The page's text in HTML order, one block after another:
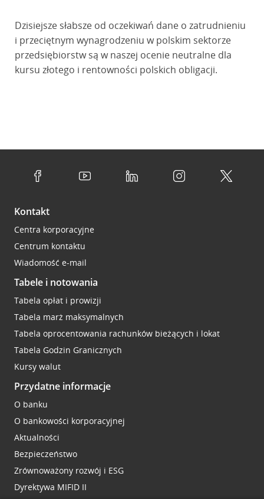
Dzisiejsze słabsze od oczekiwań dane o zatrudnieniu
i przeciętnym wynagrodzeniu w polskim sektorze
przedsiębiorstw są w naszej ocenie neutralne dla
kursu złotego i rentowności polskich obligacji.
Kontakt
Centra korporacyjne
Centrum kontaktu
Wiadomość e-mail
Tabele i notowania
Tabela opłat i prowizji
Tabela marż maksymalnych
Tabela oprocentowania rachunków bieżących i lokat
Tabela Godzin Granicznych
Kursy walut
Przydatne informacje
O banku
O bankowości korporacyjnej
Aktualności
Bezpieczeństwo
Zrównoważony rozwój i ESG
Dyrektywa MIFID II